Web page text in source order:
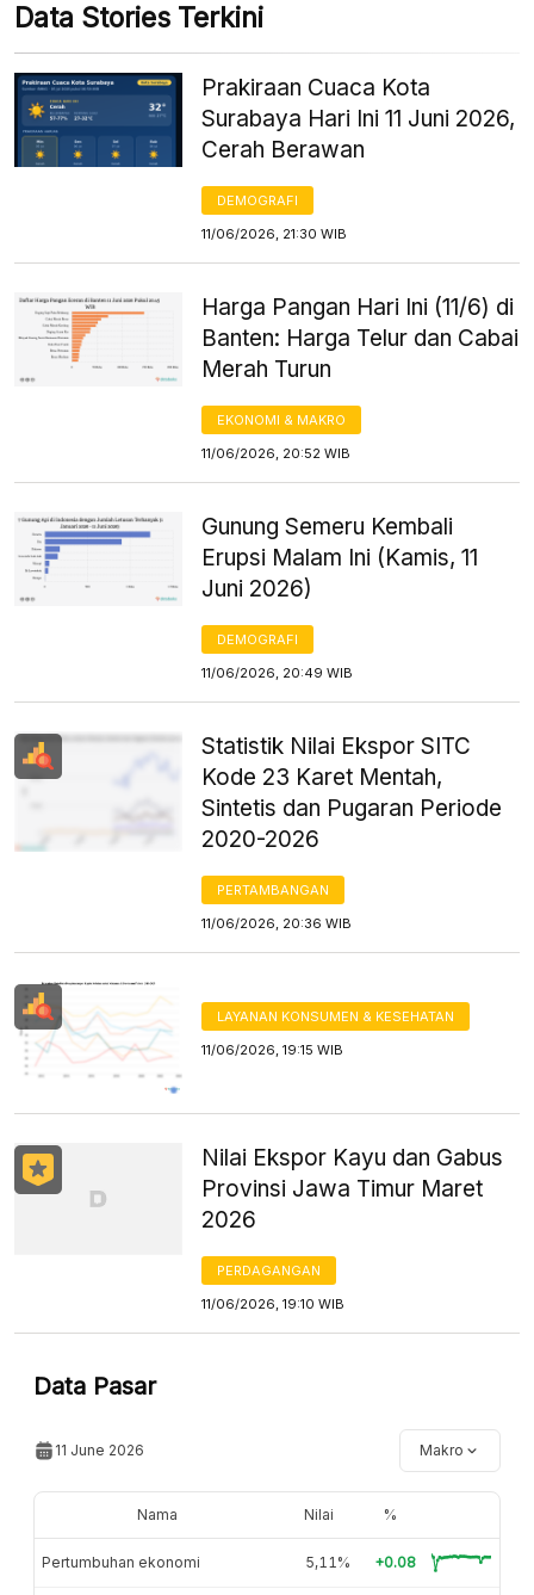
Data Stories Terkini
Prakiraan Cuaca Kota
Surabaya Hari Ini 11 Juni 2026,
Cerah Berawan
DEMOGRAFI
11/06/2026, 21:30 WIB
Harga Pangan Hari Ini (11/6) di
Banten: Harga Telur dan Cabai
Merah Turun
EKONOMI & MAKRO
11/06/2026, 20:52 WIB
Gunung Semeru Kembali
Erupsi Malam Ini (Kamis, 11
Juni 2026)
DEMOGRAFI
11/06/2026, 20:49 WIB
Statistik Nilai Ekspor SITC
Kode 23 Karet Mentah,
Sintetis dan Pugaran Periode
2020-2026
PERTAMBANGAN
11/06/2026, 20:36 WIB
LAYANAN KONSUMEN & KESEHATAN
11/06/2026, 19:15 WIB
Nilai Ekspor Kayu dan Gabus
Provinsi Jawa Timur Maret
2026
PERDAGANGAN
11/06/2026, 19:10 WIB
Data Pasar
11 June 2026 Makro
Nama Nilai %
Pertumbuhan ekonomi 5,11% +0.08